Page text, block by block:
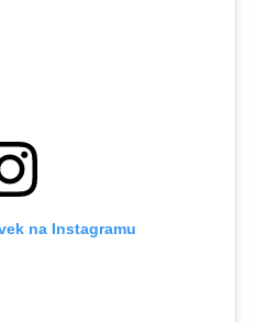
na Instagramu